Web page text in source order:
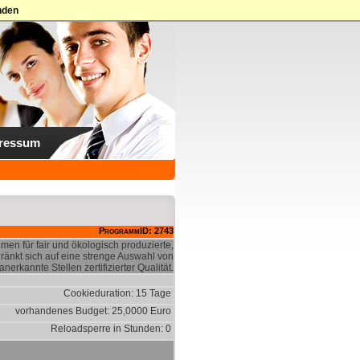
ProgrammID: 2743
für fair und ökologisch produzierte,
sich auf eine strenge Auswahl von
Stellen zertifizierter Qualität.
Cookieduration: 15 Tage
vorhandenes Budget: 25,0000 Euro
Reloadsperre in Stunden: 0